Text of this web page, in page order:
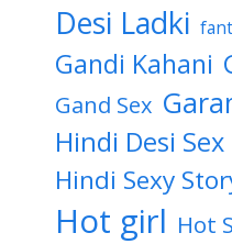
Desi Ladki
Gandi Kahani
Gand Sex
Hindi Desi Sex
Hindi Sexy
Hot girl Hot